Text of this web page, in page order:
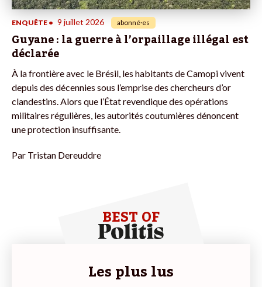
ENQUÊTE • 9 juillet 2026 abonné·es
Guyane : la guerre à l’orpaillage illégal est
déclarée
À la frontière avec le Brésil, les habitants de Camopi vivent
depuis des décennies sous l’emprise des chercheurs d’or
clandestins. Alors que l’État revendique des opérations
militaires régulières, les autorités coutumières dénoncent
une protection insuffisante.
Par Tristan Dereuddre
BEST OF
Les plus lus